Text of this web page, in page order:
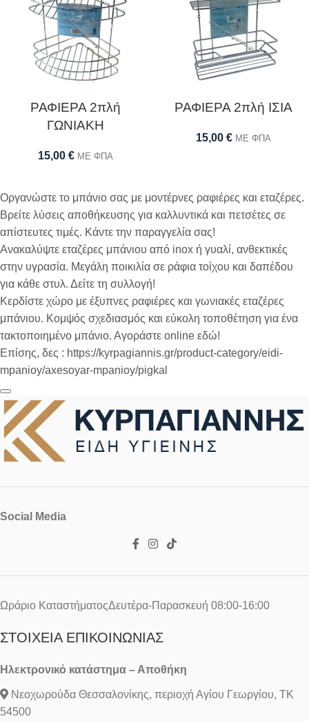
ΡΑΦΙΕΡΑ 2πλή
ΓΩΝΙΑΚΗ
15,00 € ΜΕ ΦΠΑ
ΡΑΦΙΕΡΑ 2πλή ΙΣΙΑ
15,00 € ΜΕ ΦΠΑ
Οργανώστε το μπάνιο σας με μοντέρνες ραφιέρες και εταζέρες.
Βρείτε λύσεις αποθήκευσης για καλλυντικά και πετσέτες σε
απίστευτες τιμές. Κάντε την παραγγελία σας!
Ανακαλύψτε εταζέρες μπάνιου από inox ή γυαλί, ανθεκτικές
στην υγρασία. Μεγάλη ποικιλία σε ράφια τοίχου και δαπέδου
για κάθε στυλ. Δείτε τη συλλογή!
Κερδίστε χώρο με έξυπνες ραφιέρες και γωνιακές εταζέρες
μπάνιου. Κομψός σχεδιασμός και εύκολη τοποθέτηση για ένα
τακτοποιημένο μπάνιο. Αγοράστε online εδώ!
Επίσης, δες : https://kyrpagiannis.gr/product-category/eidi-
mpanioy/axesoyar-mpanioy/pigkal
Social Media
Ωράριο ΚαταστήματοςΔευτέρα-Παρασκευή 08:00-16:00
ΣΤΟΙΧΕΊΑ ΕΠΙΚΟΙΝΩΝΊΑΣ
Ηλεκτρονικό κατάστημα – Αποθήκη
Νεοχωρούδα Θεσσαλονίκης, περιοχή Αγίου Γεωργίου, ΤΚ
54500